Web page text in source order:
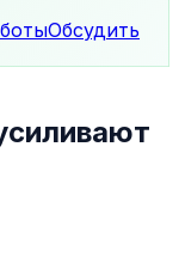
Обсудить